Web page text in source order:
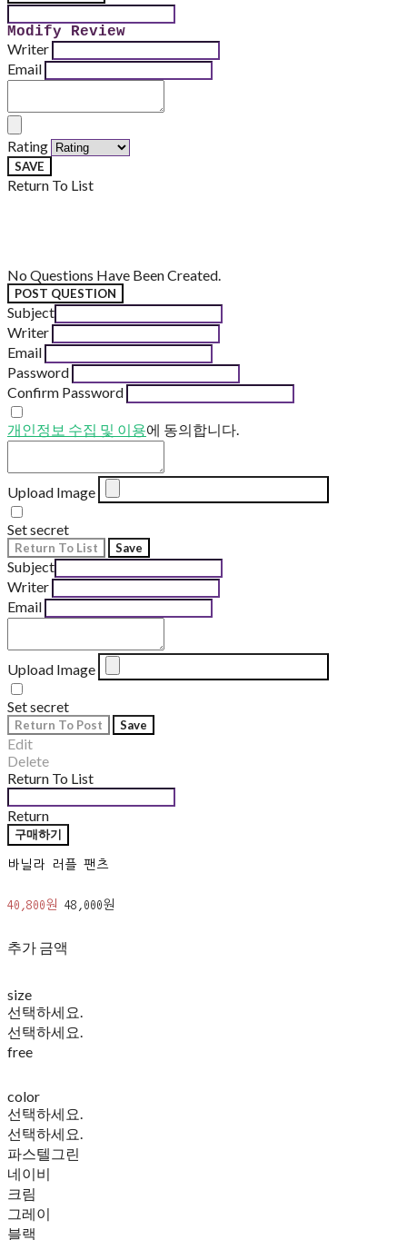
Modify Review
Writer
Email
Rating
SAVE
Return To List
No Questions Have Been Created.
POST QUESTION
Subject
Writer
Email
Password
Confirm Password
개인정보 수집 및 이용에 동의합니다.
Upload Image
Set secret
Return To List Save
Subject
Writer
Email
Upload Image
Set secret
Return To Post Save
Edit
Delete
Return To List
Return
구매하기
바닐라 러플 팬츠
40,800원 48,000원
추가 금액
size
선택하세요.
선택하세요.
free
color
선택하세요.
선택하세요.
파스텔그린
네이비
크림
그레이
블랙